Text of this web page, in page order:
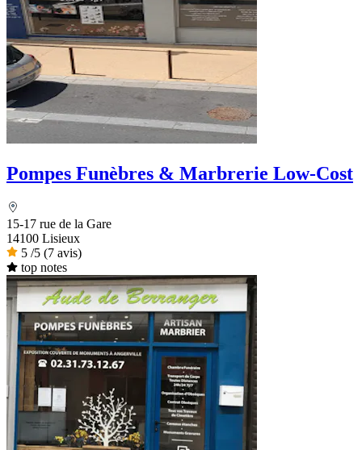
Pompes Funèbres & Marbrerie Low-Cost
15-17 rue de la Gare
14100 Lisieux
5 /5 (7 avis)
top notes